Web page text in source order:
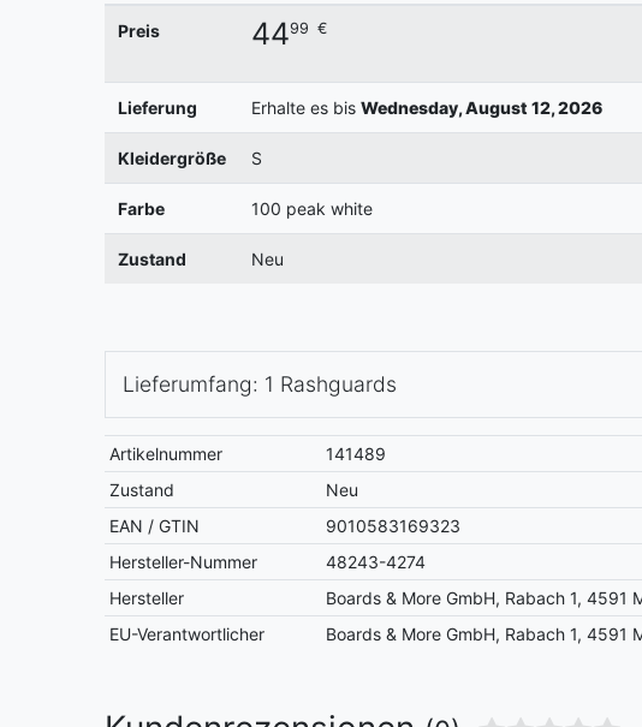
Preis 4499 €
Lieferung Erhalte es bis Wednesday, August 12, 2026
Kleidergröße S
Farbe 100 peak white
Zustand Neu
Lieferumfang: 1 Rashguards
Artikelnummer
141489
Zustand
Neu
EAN / GTIN
9010583169323
Hersteller-Nummer
48243-4274
Hersteller
Boards & More GmbH, Rabach 1,
EU-Verantwortlicher
Boards & More GmbH, Rabach 1,